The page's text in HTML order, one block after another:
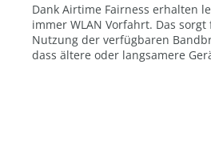
Dank Airtime Fairness erhalten
immer WLAN Vorfahrt. Das
Nutzung der verfügbaren
dass ältere oder langsamere